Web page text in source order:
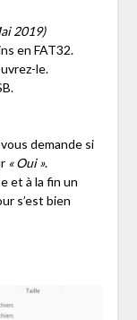
2019)
en FAT32.
le.
demande si
« Oui ».
et à la fin un
s’est bien